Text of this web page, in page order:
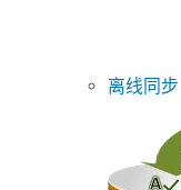
离线同步